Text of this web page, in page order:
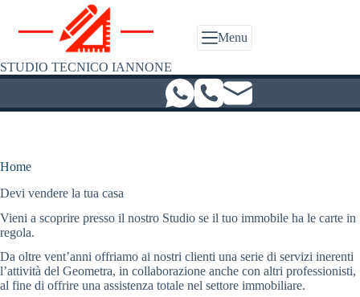
contenuto
STUDIO TECNICO IANNONE
Menu
Home
Devi vendere la tua casa
Vieni a scoprire presso il nostro Studio se il tuo immobile ha le carte in
regola.
Da oltre vent’anni offriamo ai nostri clienti una serie di servizi inerenti
l’attività del Geometra, in collaborazione anche con altri professionisti,
al fine di offrire una assistenza totale nel settore immobiliare.